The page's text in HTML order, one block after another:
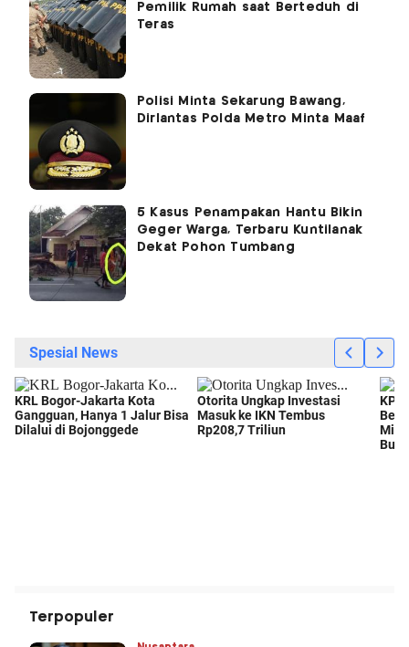
Pemilik Rumah saat Berteduh di
Teras
Polisi Minta Sekarung Bawang,
Dirlantas Polda Metro Minta Maaf
5 Kasus Penampakan Hantu Bikin
Geger Warga, Terbaru Kuntilanak
Dekat Pohon Tumbang
Terpopuler